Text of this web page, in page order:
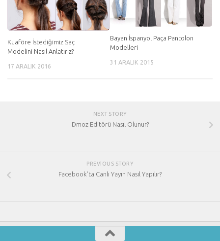
Kuaföre İstediğimiz Saç
Modelini Nasıl Anlatırız?
17 ARALIK 2016
Bayan İspanyol Paça Pantolon
Modelleri
31 ARALIK 2015
NEXT STORY
Dmoz Editörü Nasıl Olunur?
PREVIOUS STORY
Facebook’ta Canlı Yayın Nasıl Yapılır?